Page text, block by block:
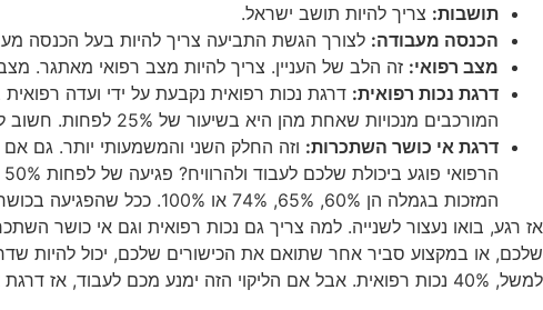
תושבות: צריך להיות תושב ישראל.
הכנסה מעבודה: לצורך הגשת התביעה צריך להיות בעל הכנסה מעבודה נמוכה מ-7,990
מצב רפואי: זה הלב של העניין. צריך להיות מצב רפואי מאתגר.
דרגת נכות רפואית:
המורכבים מנכויות שאחת מהן היא בשיעור של 25% לפחות. חשוב לדעת: זו לא דרגת הנכות הסופית שקובעת זכאות לגמלה. זו רק דרגת הנכות הרפואית.
דרגת אי כושר השתכרות: וזה החלק השני והמשמעותי יותר. גם
המזכות בגמלה הן 60%, 65%, 74% או 100%. ככל שהפגיעה בכושר ההשתכרות גבוהה יותר, כך הקצבה גבוהה יותר. 75% אי כושר השתכרות מזכה בקצבה מלאה.
למשל, 40% נכות רפואית. אבל אם הליקוי הזה ימנע מכם לעבוד, אז דרגת אי כושר ההשתכרות שלכם יכולה להיות גבוהה יותר. ההתאמה בין המצב הרפואי לפגיעה בתפקוד וביכולת העבודה – זה המפתח.